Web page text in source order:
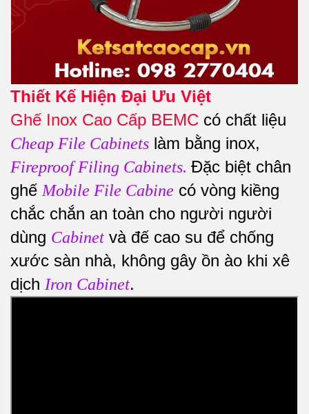
Thiết Kế Hiện Đại Ưu Việt
Ghế Inox Cao Cấp BEMC có chất liệu
Cheap File Cabinets làm bằng inox,
Fireproof Filing Cabinets. Đặc biệt chân
ghế Mobile File Cabine có vòng kiềng
chắc chắn an toàn cho người người
dùng Cabinet và đế cao su để chống
xước sàn nhà, không gây ồn ào khi xê
dịch Iron Cabinet.